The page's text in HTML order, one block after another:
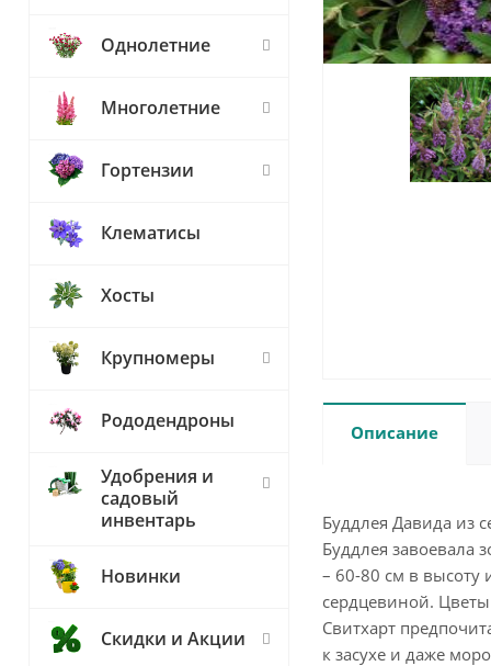
Описание
Буддлея Давида из
Буддлея завоевала
– 60-80 см в высоту
сердцевиной.
Свитхарт
к засухе и даже
Однолетние
Многолетние
Гортензии
Клематисы
Хосты
Крупномеры
Рододендроны
Удобрения и
садовый
инвентарь
Новинки
Скидки и Акции